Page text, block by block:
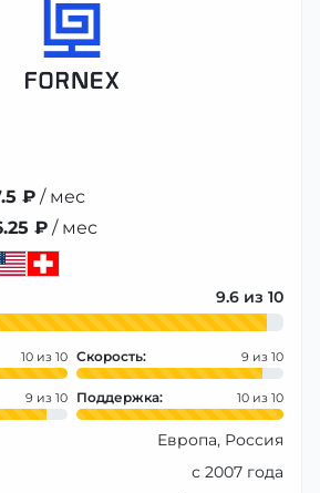
₽ / мес
₽ / мес
9.6
10 Скорость: 9
9 Поддержка: 10
Европа, Россия
с 2007 года